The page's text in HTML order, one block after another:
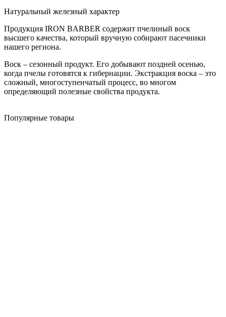
Натуральный железный характер
Продукция IRON BARBER содержит пчелиный воск
высшего качества, который вручную собирают пасечники
нашего региона.
Воск – сезонный продукт. Его добывают поздней осенью,
когда пчелы готовятся к гибернации. Экстракция воска – это
сложный, многоступенчатый процесс, во многом
определяющий полезные свойства продукта.
Популярные товары